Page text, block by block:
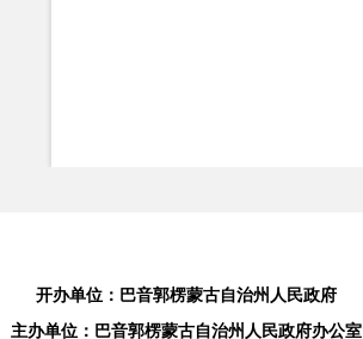
开办单位：巴音郭楞蒙古自治州人民政府
主办单位：巴音郭楞蒙古自治州人民政府办公室